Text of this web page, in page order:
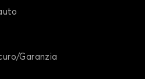
Garanzia